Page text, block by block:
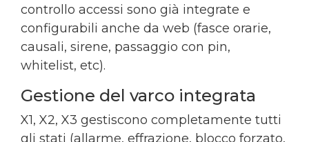
controllo accessi sono già integrate e
configurabili anche da web (fasce orarie,
causali, sirene, passaggio con pin,
whitelist, etc).
Gestione del varco integrata
X1, X2, X3 gestiscono completamente tutti
gli stati (allarme, effrazione, blocco forzato,